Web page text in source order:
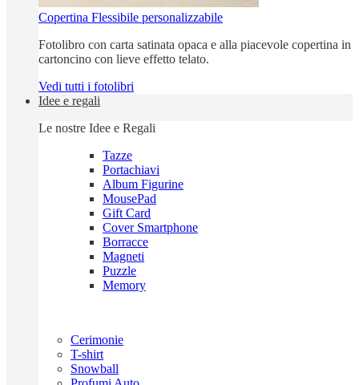
Copertina Flessibile personalizzabile
Fotolibro con carta satinata opaca e alla piacevole copertina in
cartoncino con lieve effetto telato.
Vedi tutti i fotolibri
Idee e regali
Le nostre Idee e Regali
Tazze
Portachiavi
Album Figurine
MousePad
Gift Card
Cover Smartphone
Borracce
Magneti
Puzzle
Memory
Cerimonie
T-shirt
Snowball